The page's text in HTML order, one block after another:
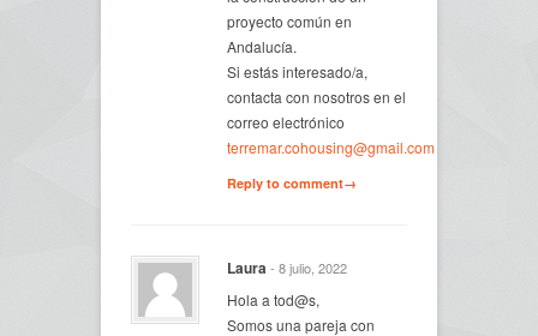
proyecto común en
Andalucía.
Si estás interesado/a,
contacta con nosotros en el
correo electrónico
terremar.cohousing@gmail.com
Reply to comment→
Laura- 8 julio, 2022
Hola a tod@s,
Somos una pareja con